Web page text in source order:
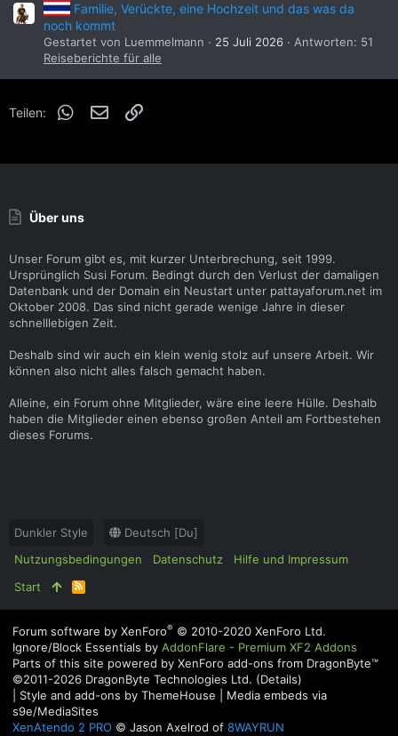
Familie, Verückte, eine Hochzeit und das was da
noch kommt
Gestartet von Luemmelmann 25 Juli 2026
Antworten: 51
Reiseberichte für alle
Teilen: WhatsApp
E-Mail
Über uns
Unser Forum gibt es, mit kurzer Unterbrechung, seit 1999.
Ursprünglich Susi Forum. Bedingt durch den Verlust der damaligen
Datenbank und der Domain ein Neustart unter pattayaforum.net im
Oktober 2008. Das sind nicht gerade wenige Jahre in dieser
schnelllebigen Zeit.
Deshalb sind wir auch ein klein wenig stolz auf unsere Arbeit. Wir
können also nicht alles falsch gemacht haben.
Alleine, ein Forum ohne Mitglieder, wäre eine leere Hülle. Deshalb
haben die Mitglieder einen ebenso großen Anteil am Fortbestehen
dieses Forums.
Dunkler Style
Deutsch [Du]
Nutzungsbedingungen
Datenschutz
Hilfe und Impressum
Start
R
S
Forum software by XenForo® © 2010-2020 XenForo Ltd.
Ignore/Block Essentials by AddonFlare - Premium XF2 Addons
Parts of this site powered by XenForo add-ons from DragonByte™
©2011-2026 DragonByte Technologies Ltd. (Details)
Style and add-ons by ThemeHouse
Media embeds via
s9e/MediaSites
XenAtendo 2 PRO © Jason Axelrod of 8WAYRUN